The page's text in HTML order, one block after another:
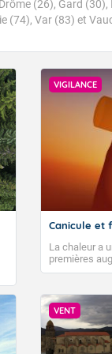
se situe aux
assez faible.
degrés vers 8
direction variable.
midi.
30 degrés vers 14
ensoleillé.
(26), Gard
(74), Var (83) et
VIGILANCE
Canicule et
La chaleur a
premières
VENT